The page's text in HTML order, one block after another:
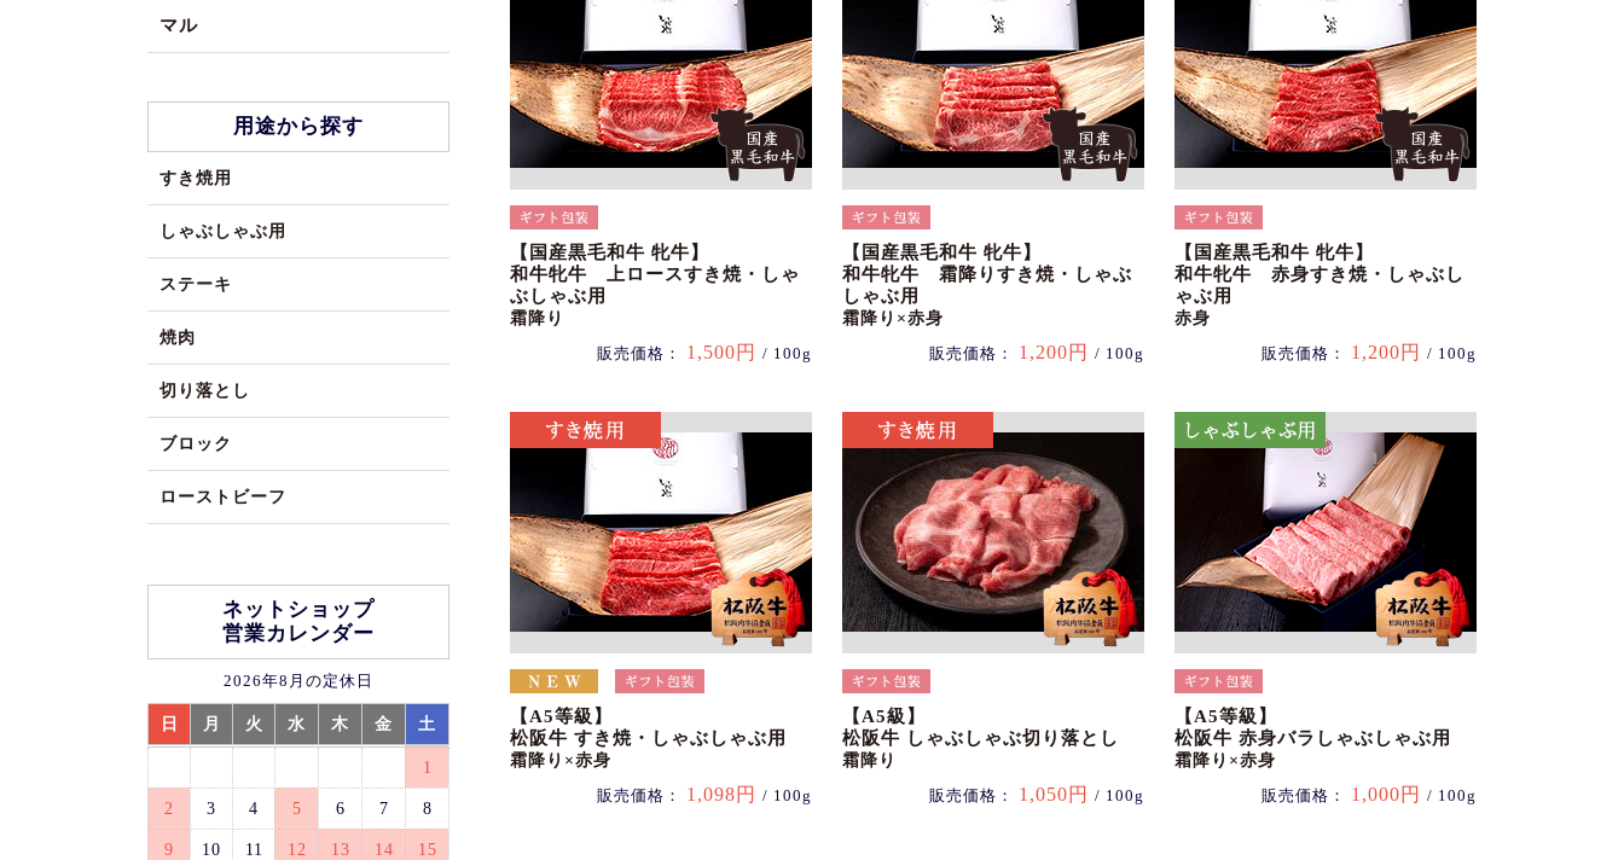
【国産黒毛和牛 牝牛】
和牛牝牛 上ロースすき焼・しゃ
ぶしゃぶ用
霜降り
販売価格： 1,500円 / 100g
【国産黒毛和牛 牝牛】
和牛牝牛 霜降りすき焼・しゃぶ
しゃぶ用
霜降り×赤身
販売価格： 1,200円 / 100g
【国産黒毛和牛 牝牛】
和牛牝牛 赤身すき焼・しゃぶし
ゃぶ用
赤身
販売価格： 1,200円 / 100g
【A5等級】
松阪牛 すき焼・しゃぶしゃぶ用
霜降り×赤身
販売価格： 1,098円 / 100g
【A5級】
松阪牛 しゃぶしゃぶ切り落とし
霜降り
販売価格： 1,050円 / 100g
【A5等級】
松阪牛 赤身バラしゃぶしゃぶ用
霜降り×赤身
販売価格： 1,000円 / 100g
マル
用途から探す
すき焼用
しゃぶしゃぶ用
ステーキ
焼肉
切り落とし
ブロック
ローストビーフ
ネットショップ
営業カレンダー
2026年8月の定休日
日 月 火 水 木 金 土
1
2 3 4 5 6 7 8
9 10 11 12 13 14 15